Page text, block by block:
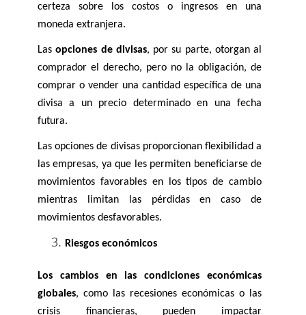
certeza sobre los costos o ingresos en una
moneda extranjera.
Las opciones de divisas, por su parte, otorgan al
comprador el derecho, pero no la obligación, de
comprar o vender una cantidad específica de una
divisa a un precio determinado en una fecha
futura.
Las opciones de divisas proporcionan flexibilidad a
las empresas, ya que les permiten beneficiarse de
movimientos favorables en los tipos de cambio
mientras limitan las pérdidas en caso de
movimientos desfavorables.
Riesgos económicos
Los cambios en las condiciones económicas
globales, como las recesiones económicas o las
crisis financieras, pueden impactar